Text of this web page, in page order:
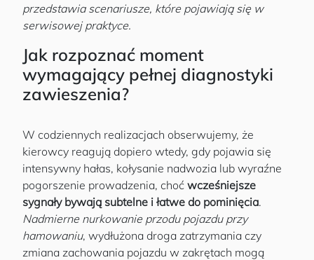
przedstawia scenariusze, które pojawiają się w
serwisowej praktyce.
Jak rozpoznać moment
wymagający pełnej diagnostyki
zawieszenia?
W codziennych realizacjach obserwujemy, że
kierowcy reagują dopiero wtedy, gdy pojawia się
intensywny hałas, kołysanie nadwozia lub wyraźne
pogorszenie prowadzenia, choć wcześniejsze
sygnały bywają subtelne i łatwe do pominięcia.
Nadmierne nurkowanie przodu pojazdu przy
hamowaniu, wydłużona droga zatrzymania czy
zmiana zachowania pojazdu w zakrętach mogą